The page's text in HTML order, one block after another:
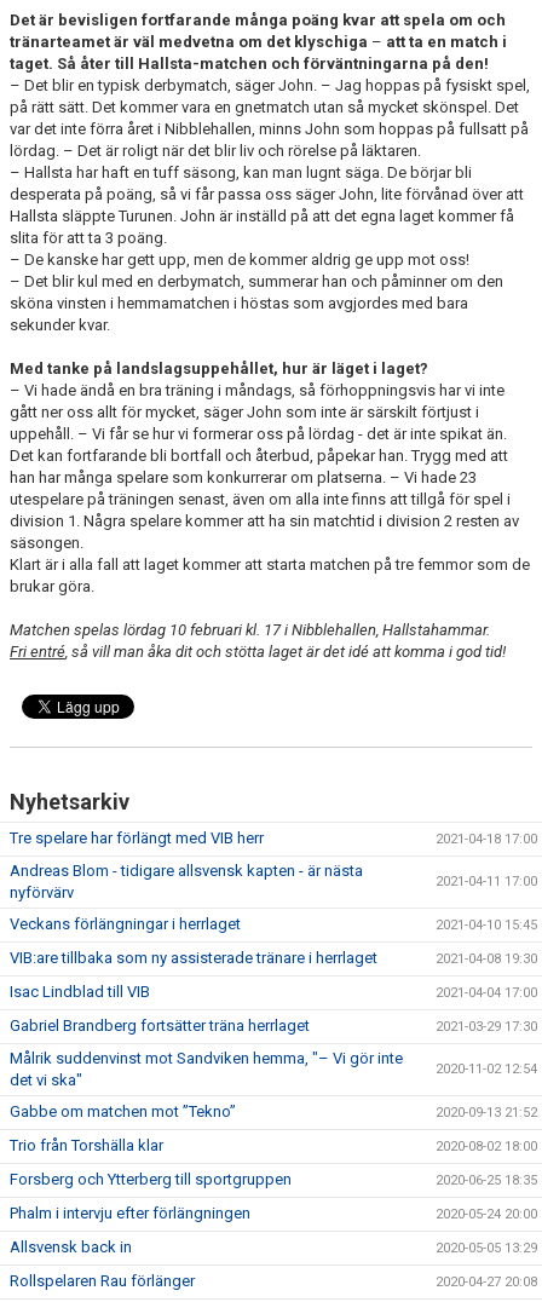
Det är bevisligen fortfarande många poäng kvar att spela om och
tränarteamet är väl medvetna om det klyschiga – att ta en match i
taget. Så åter till Hallsta-matchen och förväntningarna på den!
– Det blir en typisk derbymatch, säger John. – Jag hoppas på fysiskt spel,
på rätt sätt. Det kommer vara en gnetmatch utan så mycket skönspel. Det
var det inte förra året i Nibblehallen, minns John som hoppas på fullsatt på
lördag. – Det är roligt när det blir liv och rörelse på läktaren.
– Hallsta har haft en tuff säsong, kan man lugnt säga. De börjar bli
desperata på poäng, så vi får passa oss säger John, lite förvånad över att
Hallsta släppte Turunen. John är inställd på att det egna laget kommer få
slita för att ta 3 poäng.
– De kanske har gett upp, men de kommer aldrig ge upp mot oss!
– Det blir kul med en derbymatch, summerar han och påminner om den
sköna vinsten i hemmamatchen i höstas som avgjordes med bara
sekunder kvar.
Med tanke på landslagsuppehållet, hur är läget i laget?
– Vi hade ändå en bra träning i måndags, så förhoppningsvis har vi inte
gått ner oss allt för mycket, säger John som inte är särskilt förtjust i
uppehåll. – Vi får se hur vi formerar oss på lördag - det är inte spikat än.
Det kan fortfarande bli bortfall och återbud, påpekar han. Trygg med att
han har många spelare som konkurrerar om platserna. – Vi hade 23
utespelare på träningen senast, även om alla inte finns att tillgå för spel i
division 1. Några spelare kommer att ha sin matchtid i division 2 resten av
säsongen.
Klart är i alla fall att laget kommer att starta matchen på tre femmor som de
brukar göra.
Matchen spelas lördag 10 februari kl. 17 i Nibblehallen, Hallstahammar.
Fri entré, så vill man åka dit och stötta laget är det idé att komma i god tid!
Nyhetsarkiv
Tre spelare har förlängt med VIB herr 2021-04-18 17:00
Andreas Blom - tidigare allsvensk kapten - är nästa
nyförvärv
2021-04-11 17:00
Veckans förlängningar i herrlaget 2021-04-10 15:45
VIB:are tillbaka som ny assisterade tränare i herrlaget 2021-04-08 19:30
Isac Lindblad till VIB 2021-04-04 17:00
Gabriel Brandberg fortsätter träna herrlaget 2021-03-29 17:30
Målrik suddenvinst mot Sandviken hemma, "– Vi gör inte
det vi ska"
2020-11-02 12:54
Gabbe om matchen mot ”Tekno” 2020-09-13 21:52
Trio från Torshälla klar 2020-08-02 18:00
Forsberg och Ytterberg till sportgruppen 2020-06-25 18:35
Phalm i intervju efter förlängningen 2020-05-24 20:00
Allsvensk back in 2020-05-05 13:29
Rollspelaren Rau förlänger 2020-04-27 20:08